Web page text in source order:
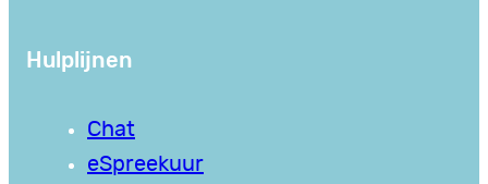
Hulplijnen
Chat
eSpreekuur